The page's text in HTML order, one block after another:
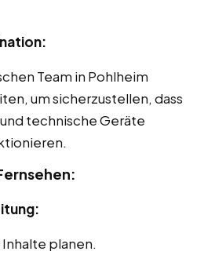
Team in Pohlheim
um sicherzustellen, dass
technische Geräte
planen.